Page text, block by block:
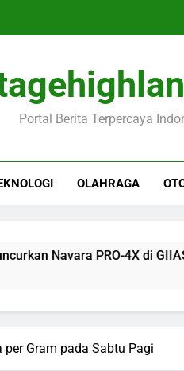
Portal Berita Terpercaya
OLAHRAGA
PRO-4X di GIIAS 2026
Gram pada Sabtu Pagi